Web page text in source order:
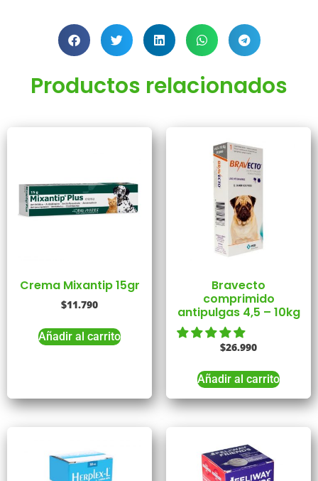
Productos relacionados
Crema Mixantip 15gr
$11.790
Añadir al carrito
Bravecto
comprimido
antipulgas 4,5 – 10kg
$26.990
Añadir al carrito